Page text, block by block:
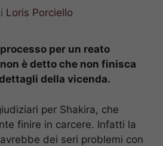
Loris Porciello
per un reato
è detto che non finisca
della vicenda.
per Shakira, che
finire in carcere. Infatti la
dei seri problemi con